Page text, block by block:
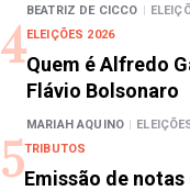
BEATRIZ DE CICCO |
ELEIÇÕES 2026
Quem é Alfredo
Flávio Bolsonaro
MARIAH AQUINO |
TRIBUTOS
Emissão de